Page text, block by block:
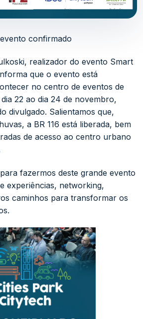
confirmado
realizador do evento Smart
que o evento está
no centro de eventos de
22 ao dia 24 de novembro,
divulgado. Salientamos que,
a BR 116 está liberada, bem
de acesso ao centro urbano
fazermos deste grande evento
experiências, networking,
caminhos para transformar os